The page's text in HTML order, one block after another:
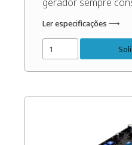
dos patamares
do Produto: 49799
Produto: Manual
SRGT-7A
Ler especificações ⟶